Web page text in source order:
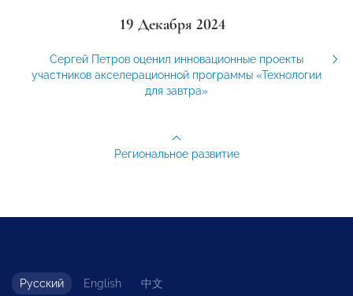
19 Декабря 2024
Сергей Петров оценил инновационные проекты
участников акселерационной программы «Технологии
для завтра»
Региональное развитие
Русский English 中文